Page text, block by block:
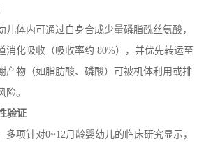
儿体内可通过自身合成少量磷脂酰丝氨酸，
消化吸收（吸收率约 80%），并优先转运至
产物（如脂肪酸、磷酸）可被机体利用或排
险。
验证
多项针对0~12月龄婴幼儿的临床研究显示，